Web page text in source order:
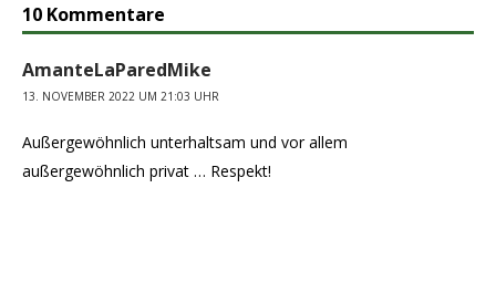
10 Kommentare
AmanteLaParedMike
13. NOVEMBER 2022 UM 21:03 UHR
Außergewöhnlich unterhaltsam und vor allem
außergewöhnlich privat … Respekt!